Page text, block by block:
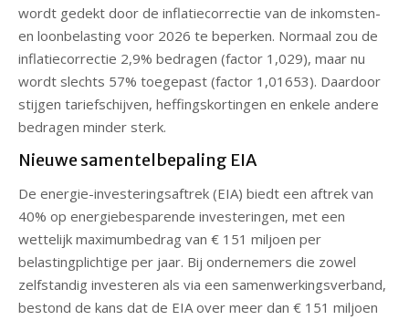
wordt gedekt door de inflatiecorrectie van de inkomsten-
en loonbelasting voor 2026 te beperken. Normaal zou de
inflatiecorrectie 2,9% bedragen (factor 1,029), maar nu
wordt slechts 57% toegepast (factor 1,01653). Daardoor
stijgen tariefschijven, heffingskortingen en enkele andere
bedragen minder sterk.
Nieuwe samentelbepaling EIA
De energie-investeringsaftrek (EIA) biedt een aftrek van
40% op energiebesparende investeringen, met een
wettelijk maximumbedrag van € 151 miljoen per
belastingplichtige per jaar. Bij ondernemers die zowel
zelfstandig investeren als via een samenwerkingsverband,
bestond de kans dat de EIA over meer dan € 151 miljoen